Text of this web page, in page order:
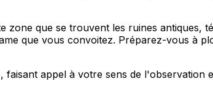
que se trouvent les ruines antiques,
que vous convoitez. Préparez-vous à
appel à votre sens de l'observation